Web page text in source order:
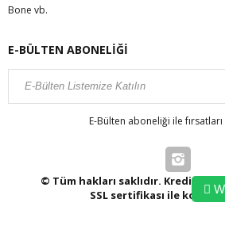
Bone vb.
E-BÜLTEN ABONELİĞİ
E-Bülten aboneliği ile fırsatları
© Tüm hakları saklıdır. Kredi
SSL sertifikası ile